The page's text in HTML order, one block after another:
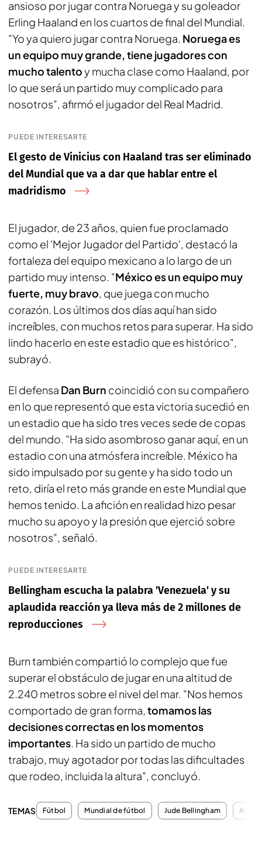
ansioso por jugar contra Noruega y su goleador
Erling Haaland en los cuartos de final del Mundial.
"Yo ya quiero jugar contra Noruega. Noruega es
un equipo muy grande, tiene jugadores con
mucho talentoy mucha clase como Haaland, por
lo que será un partido muy complicado para
nosotros", afirmó el jugador del Real Madrid.
PUEDE INTERESARTE
El gesto de Vinicius con Haaland tras ser eliminado
del Mundial que va a dar que hablar entre el
madridismo
El jugador, de 23 años, quien fue proclamado
como el 'Mejor Jugador del Partido', destacó la
fortaleza del equipo mexicano a lo largo de un
partido muy intenso. "México es un equipo muy
fuerte, muy bravo, que juega con mucho
corazón. Los últimos dos días aquí han sido
increíbles, con muchos retos para superar. Ha sido
lindo hacerlo en este estadio que es histórico",
subrayó.
El defensa Dan Burn coincidió con su compañero
en lo que representó que esta victoria sucedió en
un estadio que ha sido tres veces sede de copas
del mundo. "Ha sido asombroso ganar aquí, en un
estadio con una atmósfera increíble. México ha
sido impulsado por su gente y ha sido todo un
reto, diría el reto más grande en este Mundial que
hemos tenido. La afición en realidad hizo pesar
mucho su apoyo y la presión que ejerció sobre
nosotros", señaló.
PUEDE INTERESARTE
Bellingham escucha la palabra 'Venezuela' y su
aplaudida reacción ya lleva más de 2 millones de
reproducciones
Burn también compartió lo complejo que fue
superar el obstáculo de jugar en una altitud de
2.240 metros sobre el nivel del mar. "Nos hemos
comportado de gran forma, tomamos las
decisiones correctas en los momentos
importantes. Ha sido un partido de mucho
trabajo, muy agotador por todas las dificultades
que rodeo, incluida la altura", concluyó.
TEMAS Fútbol Mundial de fútbol Jude Bellingham